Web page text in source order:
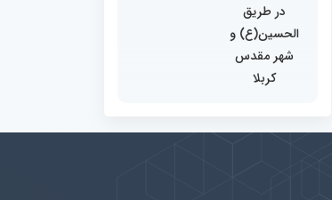
در طریق
الحسین(ع) و
شهر مقدس
کربلا